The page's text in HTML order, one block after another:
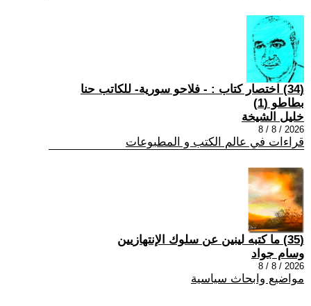
(34) اختصار كتاب : - فلاحو سورية- للكاتب حنا
بطاطو (1)
خليل الشيخة
2026 / 8 / 8
قراءات في عالم الكتب و المطبوعات
(35) ما كتبه لينين عن سلوك الإنتهازيين
وسام جواد
2026 / 8 / 8
مواضيع وابحاث سياسية